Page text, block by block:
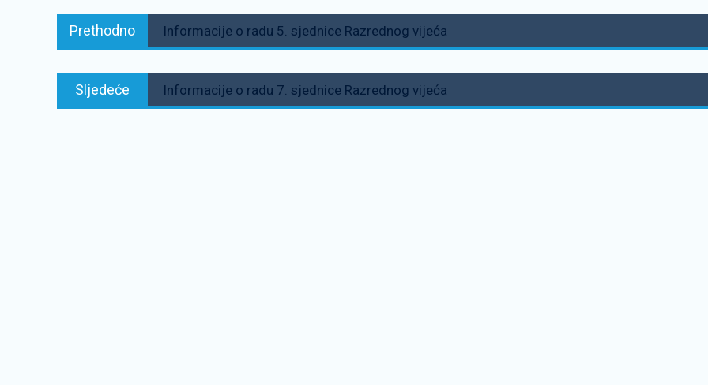
Navigacija
objava
Prethodno Prethodno:
Informacije o radu 5. sjednice Razrednog vijeća
Sljedeće Sljedeće:
Informacije o radu 7. sjednice Razrednog vijeća